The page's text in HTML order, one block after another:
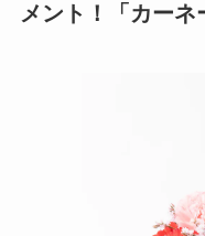
メント！「カーネ